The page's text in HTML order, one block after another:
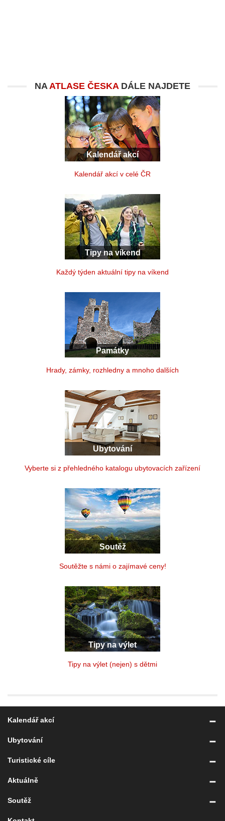
NAATLASE ČESKADÁLE NAJDETE
Kalendář akcí
Kalendář akcí v celé ČR
Tipy na víkend
Každý týden aktuální tipy na víkend
Památky
Hrady, zámky, rozhledny a mnoho dalších
Ubytování
Vyberte si z přehledného katalogu ubytovacích zařízení
Soutěž
Soutěžte s námi o zajímavé ceny!
Tipy na výlet
Tipy na výlet (nejen) s dětmi
Kalendář akcí
Ubytování
Turistické cíle
Aktuálně
Soutěž